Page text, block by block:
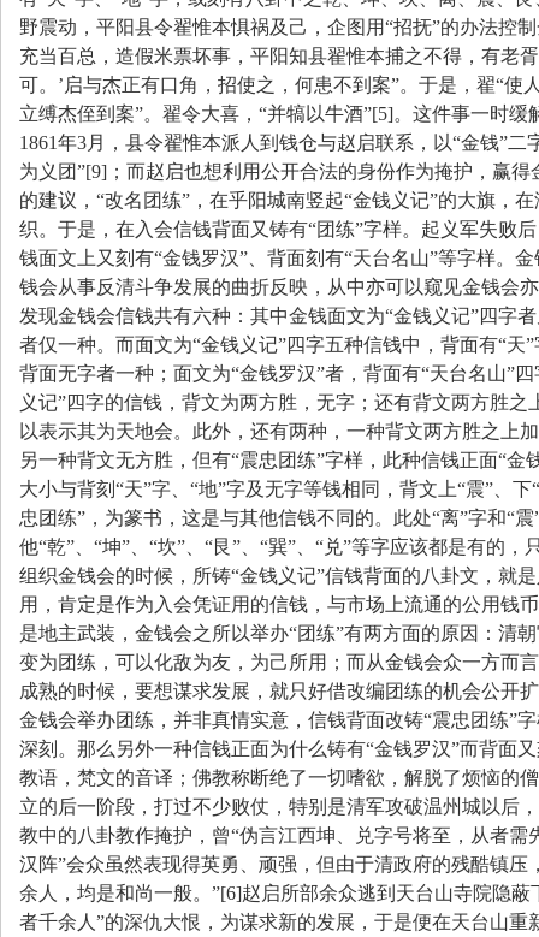
野震动，平阳县令翟惟本惧祸及己，企图用“招抚”的办法控
充当百总，造假米票坏事，平阳知县翟惟本捕之不得，有老
可。 ’ 启与杰正有口角，招使之，何患不到案”。于是，翟“使
立缚杰侄到案”。翟令大喜， “并犒以牛酒”[5]。这件事一时缓
1861年3月，县令翟惟本派人到钱仓与赵启联系，以“金钱”二
为义团”[9] ；而赵启也想利用公开合法的身份作为掩护，赢
的建议， “改名团练” ，在乎阳城南竖起“金钱义记”的大旗，
织。于是，在入会信钱背面又铸有“团练”字样。起义军失败
钱面文上又刻有“金钱罗汉” 、背面刻有“天台名山”等字样。
钱会从事反清斗争发展的曲折反映，从中亦可以窥见金钱会
发现金钱会信钱共有六种：其中金钱面文为“金钱义记”四字
者仅一种。而面文为“金钱义记”四字五种信钱中，背面有“天”
背面无字者一种；面文为“金钱罗汉”者，背面有“天台名山”
义记”四字的信钱，背文为两方胜，无字；还有背文两方胜之
以表示其为天地会。此外，还有两种，一种背文两方胜之上
另一种背文无方胜，但有“震忠团练”字样，此种信钱正面“金
大小与背刻 “天”字、 “地”字及无字等钱相同，背文上“震” 、下“
忠团练” ，为篆书，这是与其他信钱不同的。此处“离”字和“震
他“乾” “坤” “坎” “艮” “巽” “兑”等字应该都是有的，
组织金钱会的时候，所铸“金钱义记”信钱背面的八卦文，就
用，肯定是作为入会凭证用的信钱，与市场上流通的公用钱
是地主武装，金钱会之所以举办“团练”有两方面的原因：清
变为团练，可以化敌为友，为己所用；而从金钱会众一方而
成熟的时候，要想谋求发展，就只好借改编团练的机会公开
金钱会举办团练，并非真情实意，信钱背面改铸“震忠团练”
深刻。那么另外一种信钱正面为什么铸有“金钱罗汉”而背面
教语，梵文的音译；佛教称断绝了一切嗜欲，解脱了烦恼的
立的后一阶段，打过不少败仗，特别是清军攻破温州城以后
教中的八卦教作掩护，曾“伪言江西坤、兑字号将至，从者需
汉阵”会众虽然表现得英勇、顽强，但由于清政府的残酷镇压
余人，均是和尚一般。 ”[6]赵启所部余众逃到天台山寺院隐蔽
者千余人 ”的深仇大恨，为谋求新的发展，于是便在天台山重